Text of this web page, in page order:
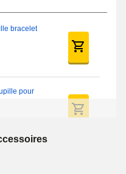
bracelet
pour
Long Montre